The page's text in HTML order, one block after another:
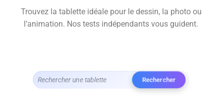
Trouvez la tablette idéale pour le dessin, la photo ou
l’animation. Nos tests indépendants vous guident.
Rechercher